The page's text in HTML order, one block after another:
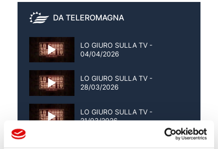
DA TELEROMAGNA
LO GIURO SULLA TV -
04/04/2026
LO GIURO SULLA TV -
28/03/2026
LO GIURO SULLA TV -
21/03/2026